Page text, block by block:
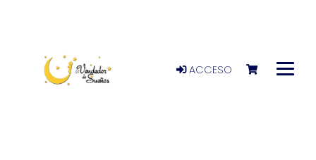
ACCESO